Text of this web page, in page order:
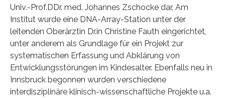
Univ.-Prof.DDr. med. Johannes Zschocke dar. Am
Institut wurde eine DNA-Array-Station unter der
leitenden Oberärztin Dr.in Christine Fauth eingerichtet,
unter anderem als Grundlage für ein Projekt zur
systematischen Erfassung und Abklärung von
Entwicklungsstörungen im Kindesalter. Ebenfalls neu in
Innsbruck begonnen wurden verschiedene
interdisziplinäre klinisch-wissenschaftliche Projekte u.a.